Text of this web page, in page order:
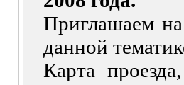
Приглашаем
данной
Карта